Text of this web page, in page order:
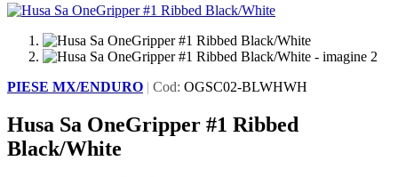
PIESE MX/ENDURO | Cod: OGSC02-BLWHWH
Husa Sa OneGripper #1 Ribbed
Black/White